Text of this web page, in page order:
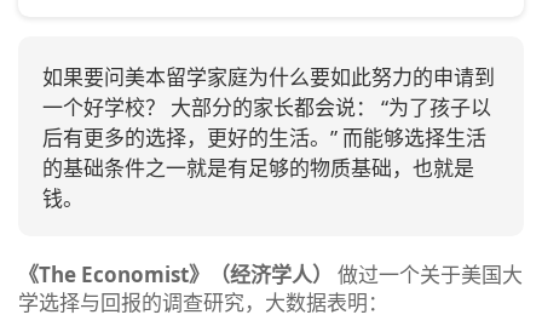
如果要问美本留学家庭为什么要如此努力的申请到
一个好学校？ 大部分的家长都会说： “为了孩子以
后有更多的选择，更好的生活。” 而能够选择生活
的基础条件之一就是有足够的物质基础，也就是
钱。
《The Economist》（经济学人）
做过一个关于美国大
学选择与回报的调查研究，大数据表明：